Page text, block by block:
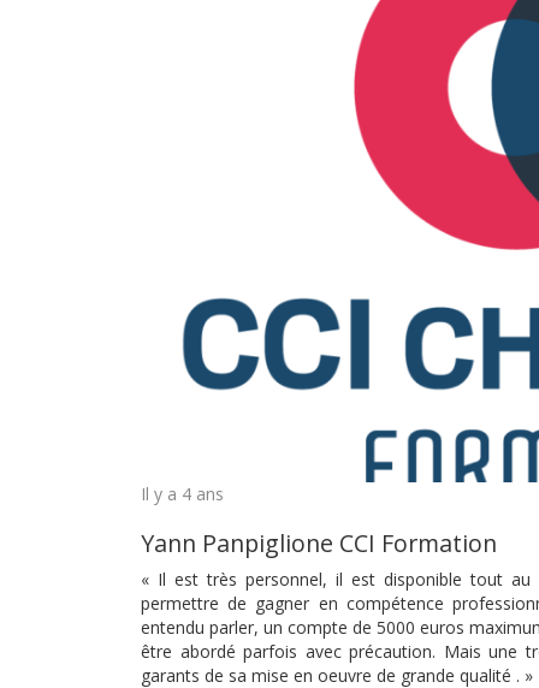
Il y a 4 ans
Yann Panpiglione CCI Formation
« Il est très personnel, il est disponible tout
permettre de gagner en compétence
entendu parler, un compte de 5000 euros
être abordé parfois avec précaution. Mais une
garants de sa mise en oeuvre de grande qualité . »